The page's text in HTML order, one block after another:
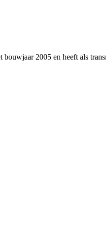
bouwjaar 2005 en heeft als